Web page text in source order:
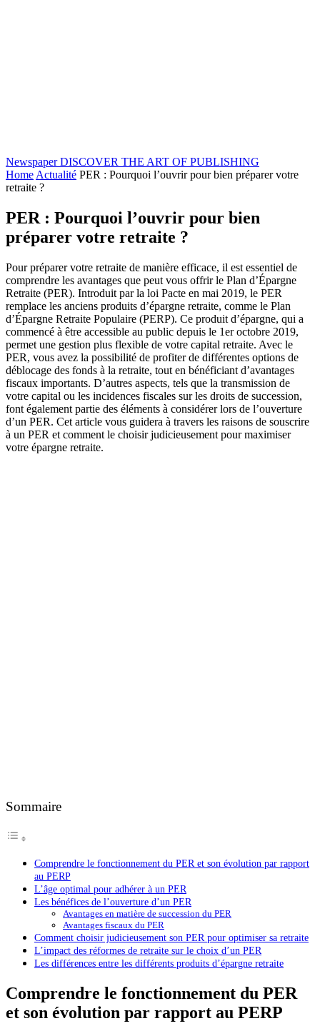
Newspaper DISCOVER THE ART OF PUBLISHING
Home Actualité PER : Pourquoi l’ouvrir pour bien préparer votre
retraite ?
PER : Pourquoi l’ouvrir pour bien
préparer votre retraite ?
Pour préparer votre retraite de manière efficace, il est essentiel de
comprendre les avantages que peut vous offrir le Plan d’Épargne
Retraite (PER). Introduit par la loi Pacte en mai 2019, le PER
remplace les anciens produits d’épargne retraite, comme le Plan
d’Épargne Retraite Populaire (PERP). Ce produit d’épargne, qui a
commencé à être accessible au public depuis le 1er octobre 2019,
permet une gestion plus flexible de votre capital retraite. Avec le
PER, vous avez la possibilité de profiter de différentes options de
déblocage des fonds à la retraite, tout en bénéficiant d’avantages
fiscaux importants. D’autres aspects, tels que la transmission de
votre capital ou les incidences fiscales sur les droits de succession,
font également partie des éléments à considérer lors de l’ouverture
d’un PER. Cet article vous guidera à travers les raisons de souscrire
à un PER et comment le choisir judicieusement pour maximiser
votre épargne retraite.
Sommaire
Comprendre le fonctionnement du PER et son évolution par rapport
au PERP
L’âge optimal pour adhérer à un PER
Les bénéfices de l’ouverture d’un PER
Avantages en matière de succession du PER
Avantages fiscaux du PER
Comment choisir judicieusement son PER pour optimiser sa retraite
L’impact des réformes de retraite sur le choix d’un PER
Les différences entre les différents produits d’épargne retraite
Comprendre le fonctionnement du PER
et son évolution par rapport au PERP